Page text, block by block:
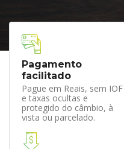
Pagamento
facilitado
Pague em Reais, sem IOF
e taxas ocultas e
protegido do câmbio, à
vista ou parcelado.